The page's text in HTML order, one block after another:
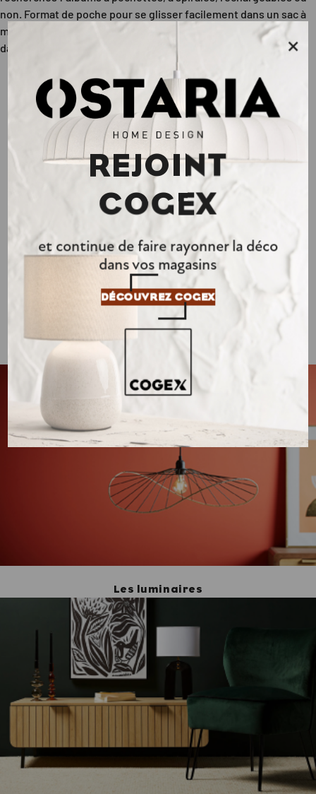
non. Format de poche pour se glisser facilement dans un sac à
main, ou format évènementiel pour les souvenirs à exposer
dans une bibliothèque ou sur la table basse.
À découvrir
au showroom
Tous ces produits et bien plus encore, sur 1500 m2 de
showroom permanent aux portes de Paris.
PRENDRE RDV
Découvrez
également
Les luminaires
×
REJOINT
COGEX
et continue de faire rayonner la déco
dans vos magasins
DÉCOUVREZ COGEX